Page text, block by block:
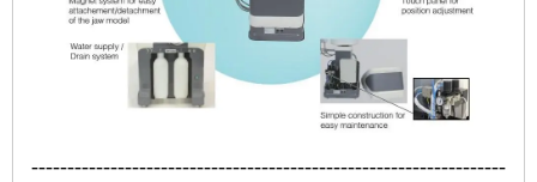
------------------------------------------------------------------